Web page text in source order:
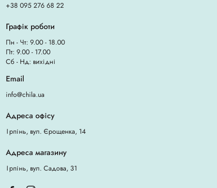
+38 095 276 68 22
Графік роботи
Пн - Чт: 9.00 - 18.00
Пт: 9.00 - 17.00
Сб - Нд: вихідні
Email
info@chila.ua
Адреса офісу
Ірпінь, вул. Єрощенка, 14
Адреса магазину
Ірпінь, вул. Садова, 31